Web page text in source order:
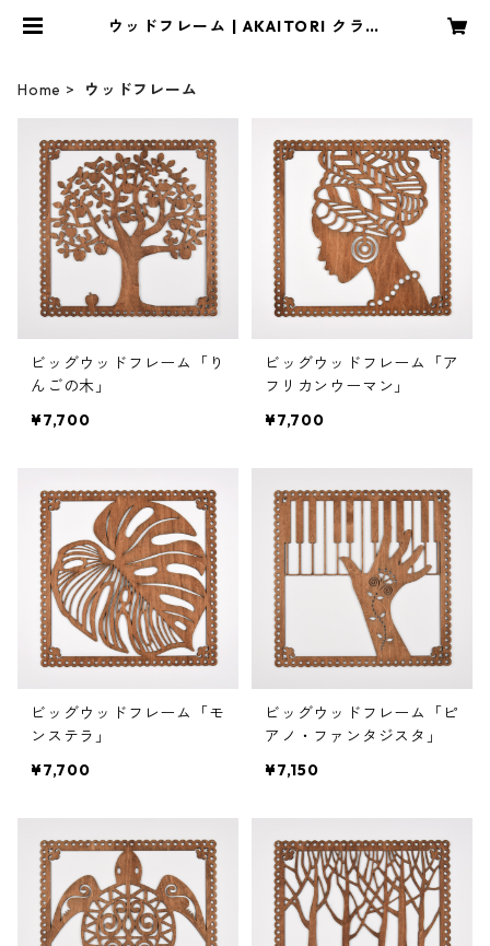
ウッドフレーム | AKAITORI クラフ
Home ウッドフレーム
ビッグウッドフレーム「り
んごの木」
¥7,700
ビッグウッドフレーム「ア
フリカンウーマン」
¥7,700
ビッグウッドフレーム「モ
ンステラ」
¥7,700
ビッグウッドフレーム「ピ
アノ・ファンタジスタ」
¥7,150